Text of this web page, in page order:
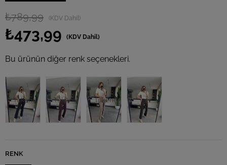
₺789,99 (KDV Dahil)
₺473,99 (KDV Dahil)
Bu ürünün diğer renk seçenekleri.
Tükendi Tükendi Tükendi
RENK